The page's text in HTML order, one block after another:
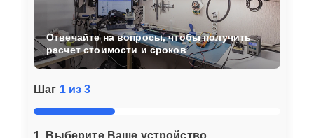
Шаг 1 из 3
1. Выберите Ваше устройство
Отвечайте на вопросы, чтобы получить
расчет стоимости и сроков